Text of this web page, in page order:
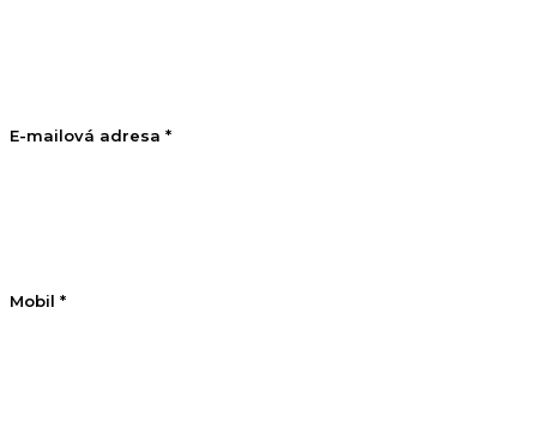
E-mailová adresa *
Mobil *